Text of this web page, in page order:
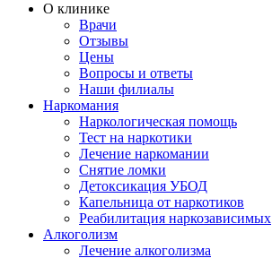
О клинике
Врачи
Отзывы
Цены
Вопросы и ответы
Наши филиалы
Наркомания
Наркологическая помощь
Тест на наркотики
Лечение наркомании
Снятие ломки
​​Детоксикация УБОД
Капельница от наркотиков
Реабилитация наркозависимых
Алкоголизм
Лечение алкоголизма